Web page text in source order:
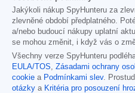
Jakýkoli nákup SpyHunteru za
zlevněné období předplatného.
a/nebo budoucí nákupy uplatní
se mohou změnit, i když vás o
Všechny verze SpyHunteru
EULA/TOS
Zásadami ochrany
cookie a Podmínkami slev.
otázky a Kritéria pro posouzení